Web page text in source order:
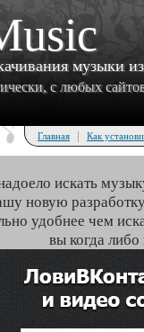
музыки
с любых
Главная | Как
искать
новую
удобнее чем
вы когда либо